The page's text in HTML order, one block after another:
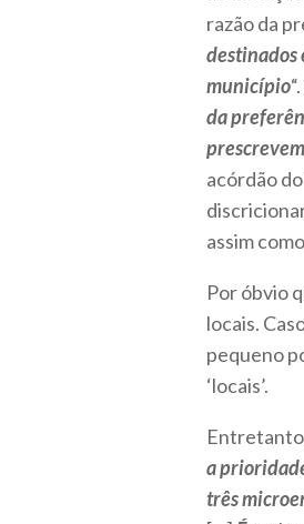
razão da
destinados
município
da
acórdão
assim
Por óbvio
locais.
pequeno
‘locais’.
a
três